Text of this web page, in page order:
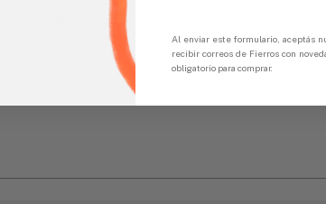
Sin preocupaciones
Pagos seguros en línea con FicoPOSAl enviar este formulario, aceptás
recibir correos de Fierros con
obligatorio para comprar.